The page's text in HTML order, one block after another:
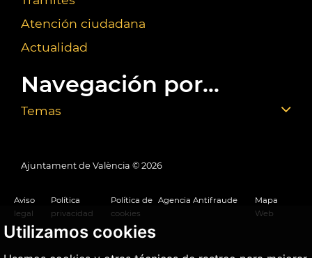
Utilizamos cookies
Atención ciudadana
Actualidad
Navegación por...
Temas
Ajuntament de València © 2026
Aviso
legal
Política
privacidad
Política de
cookies
Agencia Antifraude
Mapa
Web